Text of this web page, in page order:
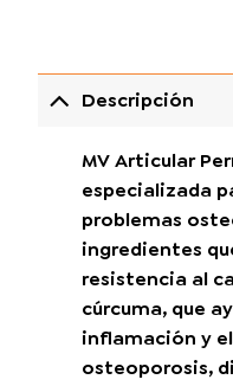
Descripción
MV Articular
especializada
problemas
ingredientes
resistencia al
cúrcuma, que
inflamación y
osteoporosis,